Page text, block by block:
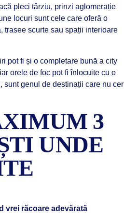
pleci târziu, prinzi aglomerație
locuri sunt cele care oferă o
trasee scurte sau spații interioare
pot fi și o completare bună a city
orele de foc pot fi înlocuite cu o
sunt genul de destinații care nu cer
3
UNDE
vrei răcoare adevărată